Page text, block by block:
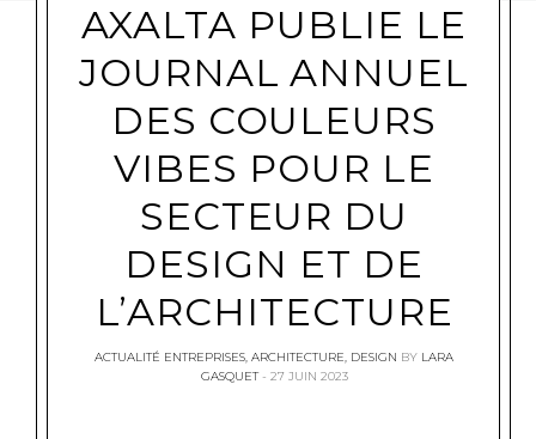
AXALTA PUBLIE LE
JOURNAL ANNUEL
DES COULEURS
VIBES POUR LE
SECTEUR DU
DESIGN ET DE
L’ARCHITECTURE
ACTUALITÉ ENTREPRISES, ARCHITECTURE, DESIGN BY LARA
GASQUET
27 JUIN 2023